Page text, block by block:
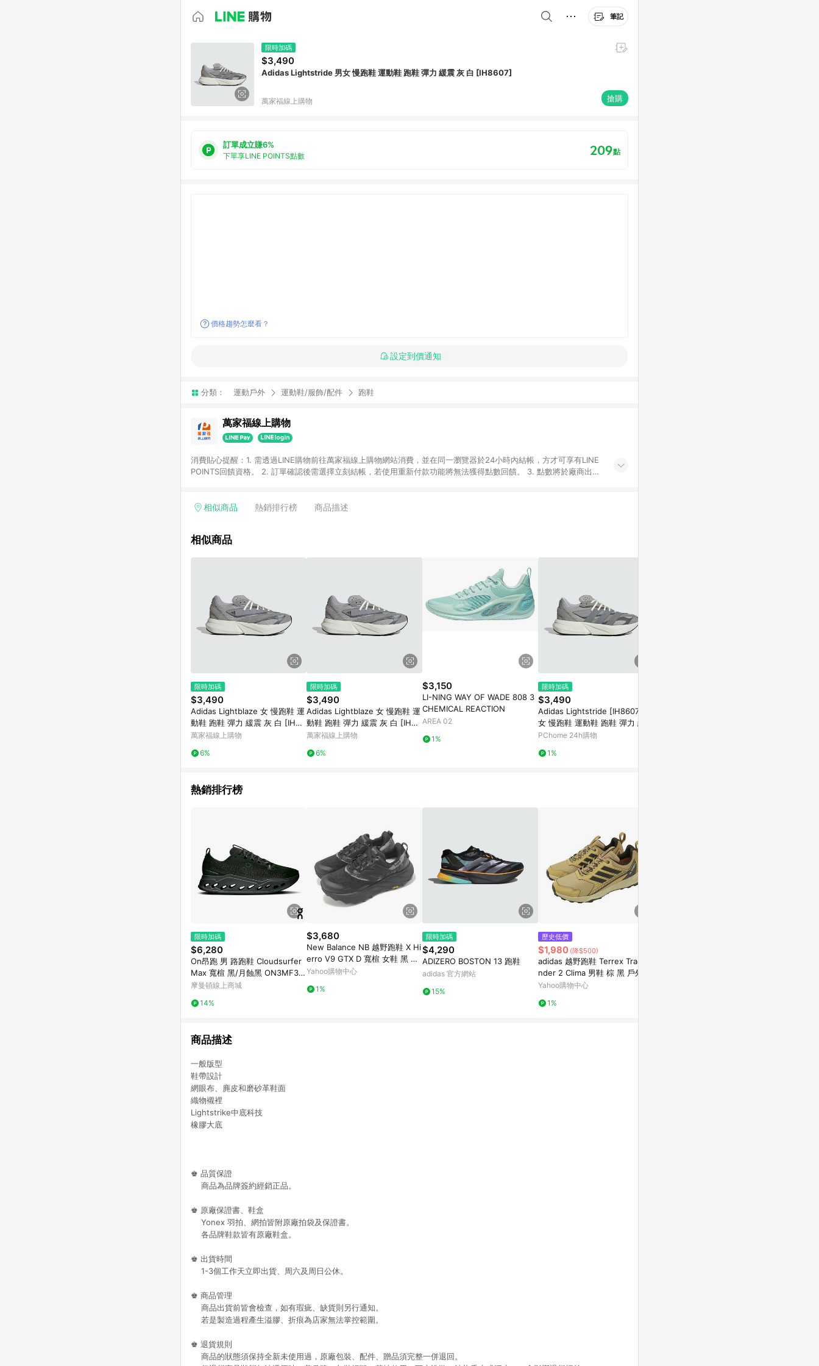
筆記
限時加碼
$3,490
Adidas Lightstride 男女 慢跑鞋 運動鞋 跑鞋 彈力 緩震 灰 白 [IH8607]
萬家福線上購物 搶購
訂單成立賺6%
下單享LINE POINTS點數 209點
價格趨勢怎麼看？
設定到價通知
分類： 運動戶外 運動鞋/服飾/配件 跑鞋
萬家福線上購物
消費貼心提醒：1. 需透過LINE購物前往萬家福線上購物網站消費，並在同一瀏覽器於24小時內結帳，方才可享有LINE
POINTS回饋資格。 2. 訂單確認後需選擇立刻結帳，若使用重新付款功能將無法獲得點數回饋。 3. 點數將於廠商出貨
留時間內聯絡客服中心，並由康達盛通生活事業股份有限公司方進行訂單資格確認。 康達盛通線上購物希望提供簡
相似商品 熱銷排行榜 商品描述
相似商品
限時加碼
$3,490
Adidas Lightblaze 女 慢跑鞋 運
動鞋 跑鞋 彈力 緩震 灰 白 [IH86
06]
萬家福線上購物
6%
限時加碼
$3,490
Adidas Lightblaze 女 慢跑鞋 運
動鞋 跑鞋 彈力 緩震 灰 白 [IH86
06]
萬家福線上購物
6%
$3,150
LI-NING WAY OF WADE 808 3
CHEMICAL REACTION
AREA 02
1%
限時加碼
$3,490
Adidas Lightstride [IH8607] 男
女 慢跑鞋 運動鞋 跑鞋 彈力 緩震
灰 白
PChome 24h購物
1%
熱銷排行榜
限時加碼
$6,280
On昂跑 男 路跑鞋 Cloudsurfer
Max 寬楦 黑/月蝕黑 ON3MF30
800106
摩曼頓線上商城
14%
$3,680
New Balance NB 越野跑鞋 X Hi
erro V9 GTX D 寬楦 女鞋 黑 灰
防水 厚底 戶外 WTHIGLB9-D
Yahoo購物中心
1%
限時加碼
$4,290
ADIZERO BOSTON 13 跑鞋
adidas 官方網站
15%
歷史低價
$1,980 (降$500)
adidas 越野跑鞋 Terrex Tracefi
nder 2 Clima 男鞋 棕 黑 戶外 慢
跑鞋 防水 愛迪達 JR7771
Yahoo購物中心
1%
商品描述
一般版型
鞋帶設計
網眼布、麂皮和磨砂革鞋面
織物襯裡
Lightstrike中底科技
橡膠大底
♚ 品質保證
商品為品牌簽約經銷正品。
♚ 原廠保證書、鞋盒
Yonex 羽拍、網拍皆附原廠拍袋及保證書。
各品牌鞋款皆有原廠鞋盒。
♚ 出貨時間
1-3個工作天立即出貨、周六及周日公休。
♚ 商品管理
商品出貨前皆會檢查，如有瑕疵、缺貨則另行通知。
若是製造過程產生溢膠、折痕為店家無法掌控範圍。
♚ 退貨規則
商品的狀態須保持全新未使用過，原廠包裝、配件、贈品須完整一併退回。